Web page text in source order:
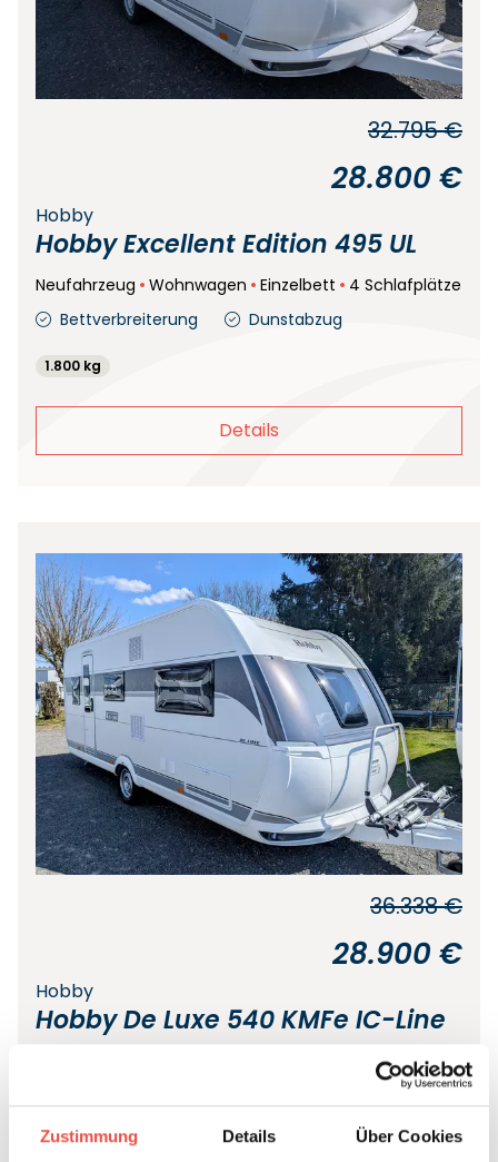
Zustimmung Details Über Cookies
Hobby
Hobby Excellent Edition 495 UL
Neufahrzeug Wohnwagen Einzelbett 4 Schlafplätze
28.800 €
32.795 €
Bettverbreiterung Dunstabzug
1.800 kg
Details
Hobby
Hobby De Luxe 540 KMFe IC-Line
28.900 €
36.338 €
Autarkpaket a.W.